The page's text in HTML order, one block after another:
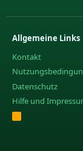
Allgemeine Links
Kontakt
Datenschutz
Hilfe und
R
S